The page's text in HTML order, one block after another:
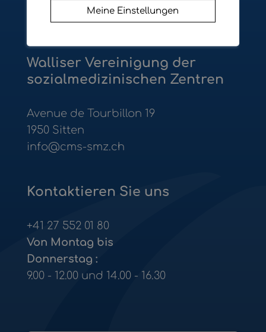
Walliser Ärztegesellschaft
Vereinigung Betreuende
Netzwerk Krise und Suizid
Senso5
Walliser Vereinigung der
sozialmedizinischen Zentren
Avenue de Tourbillon 19
1950 Sitten
info@cms-smz.ch
Kontaktieren Sie uns
+41 27 552 01 80
Von Montag bis
Donnerstag :
9.00 - 12.00 und 14.00 - 16.30
Meine Einstellungen